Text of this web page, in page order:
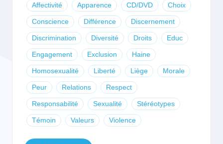
Affectivité Apparence CD/DVD Choix
Conscience Différence Discernement
Discrimination Diversité Droits Educ
Engagement Exclusion Haine
Homosexualité Liberté Liège Morale
Peur Relations Respect
Responsabilité Sexualité Stéréotypes
Témoin Valeurs Violence